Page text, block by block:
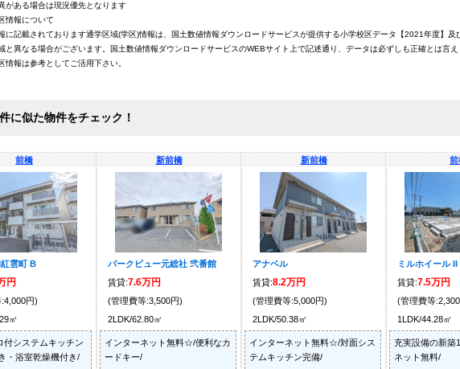
がある場合は現況優先となります
情報について
に記載されております通学区域(学区)情報は、国土数値情報ダウンロードサービスが提供する小学校区データ【2021年度】
と異なる場合がございます。国土数値情報ダウンロードサービスのWEBサイト上で記述通り、データは必ずしも正確とは言
情報は参考としてご活用下さい。
に似た物件をチェック！
前橋
雲町 B
円
円)
㎡
付システムキッチン
・浴室乾燥機付き/
新前橋
パークビュー元総社 弐番館
賃貸:7.6万円
(管理費等:3,500円)
2LDK/62.80㎡
インターネット無料☆/便利なカ
ードキー/
新前橋
アナベル
賃貸:8.2万円
(管理費等:5,000円)
2LDK/50.38㎡
インターネット無料☆/対面シス
テムキッチン完備/
前
ミルホイール II
賃貸:7.5万円
(管理費等
1LDK/44.28㎡
充実設備の新築
ネット無料/